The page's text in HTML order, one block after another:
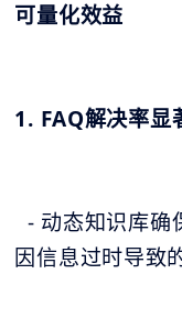
可量化效益
1. FAQ解决率显
- 动态知识库确
因信息过时导致